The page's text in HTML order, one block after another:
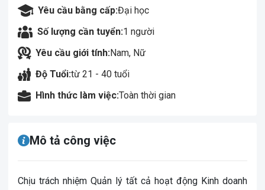
Yêu cầu bằng cấp:Đại học
Số lượng cần tuyển:1 người
Yêu cầu giới tính:Nam, Nữ
Độ Tuổi:từ 21 - 40 tuổi
Hình thức làm việc:Toàn thời gian
Mô tả công việc
Chịu trách nhiệm Quản lý tất cả hoạt động Kinh doanh